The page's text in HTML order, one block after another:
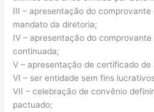
III – apresentação do comprovante
mandato da diretoria;
IV – apresentação do
continuada;
V – apresentação de certificado de
VI – ser entidade sem fins
VII – celebração de convênio
pactuado;